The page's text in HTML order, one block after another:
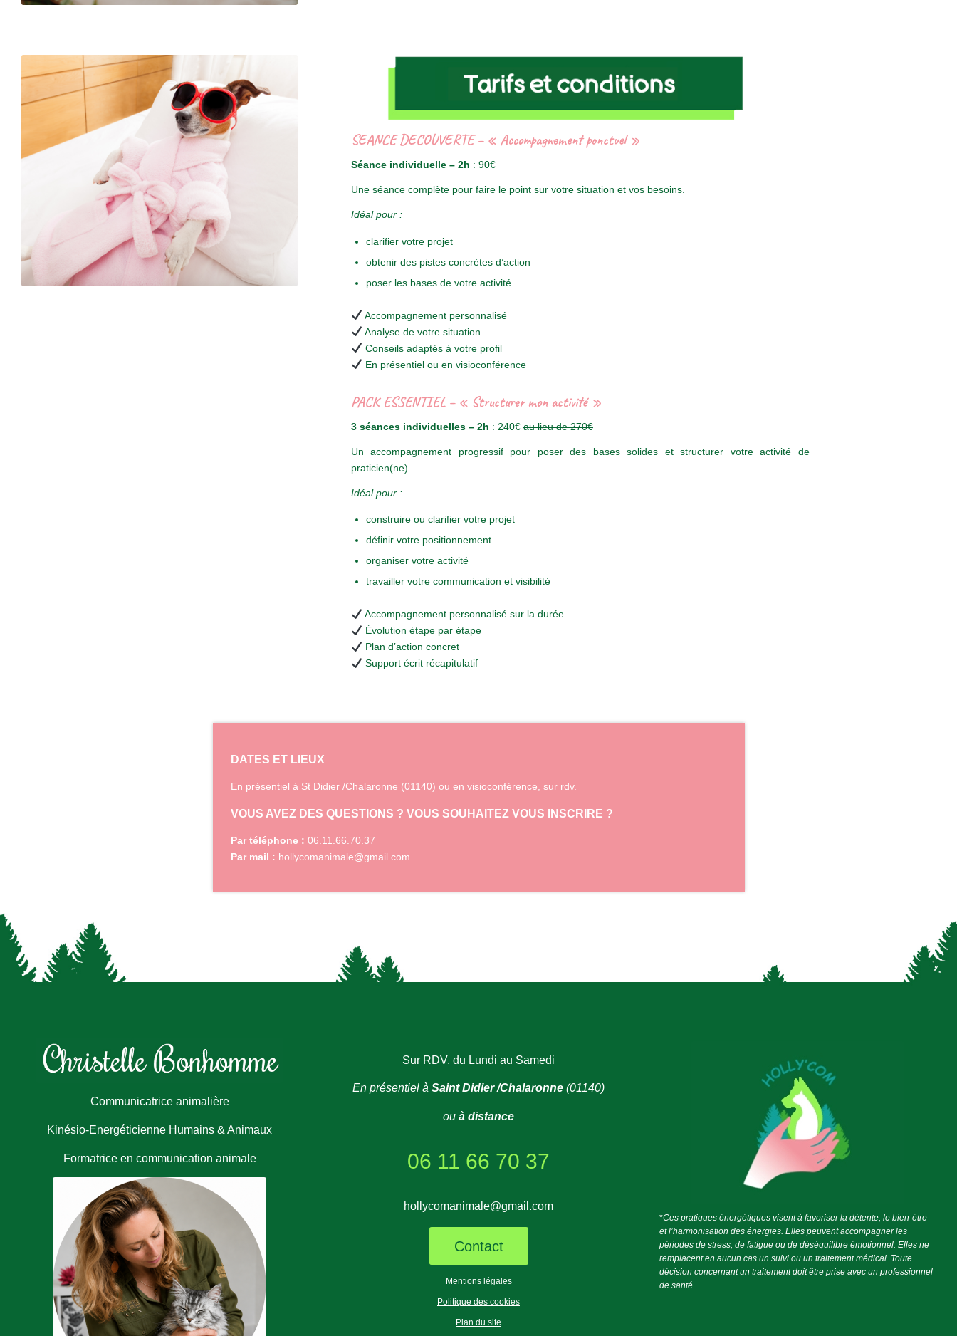
SEANCE DECOUVERTE – « Accompagnement ponctuel »
Séance individuelle – 2h : 90€
Une séance complète pour faire le point sur votre situation et vos besoins.
Idéal pour :
clarifier votre projet
obtenir des pistes concrètes d’action
poser les bases de votre activité
Accompagnement personnalisé
Analyse de votre situation
Conseils adaptés à votre profil
En présentiel ou en visioconférence
PACK ESSENTIEL – « Structurer mon activité »
3 séances individuelles – 2h : 240€ au lieu de 270€
Un accompagnement progressif pour poser des bases solides et structurer votre activité de
praticien(ne).
Idéal pour :
construire ou clarifier votre projet
définir votre positionnement
organiser votre activité
travailler votre communication et visibilité
Accompagnement personnalisé sur la durée
Évolution étape par étape
Plan d’action concret
Support écrit récapitulatif
DATES ET LIEUX
En présentiel à St Didier /Chalaronne (01140) ou en visioconférence, sur rdv.
VOUS AVEZ DES QUESTIONS ? VOUS SOUHAITEZ VOUS INSCRIRE ?
Par téléphone : 06.11.66.70.37
Par mail : hollycomanimale@gmail.com
Communicatrice animalière
Kinésio-Energéticienne Humains & Animaux
Formatrice en communication animale
Sur RDV, du Lundi au Samedi
En présentiel à Saint Didier /Chalaronne (01140)
ou à distance
06 11 66 70 37
hollycomanimale@gmail.com
Contact
Mentions légales
Politique des cookies
Plan du site
*Ces pratiques énergétiques visent à favoriser la détente, le bien-être
et l’harmonisation des énergies. Elles peuvent accompagner les
périodes de stress, de fatigue ou de déséquilibre émotionnel. Elles ne
remplacent en aucun cas un suivi ou un traitement médical. Toute
décision concernant un traitement doit être prise avec un professionnel
de santé.